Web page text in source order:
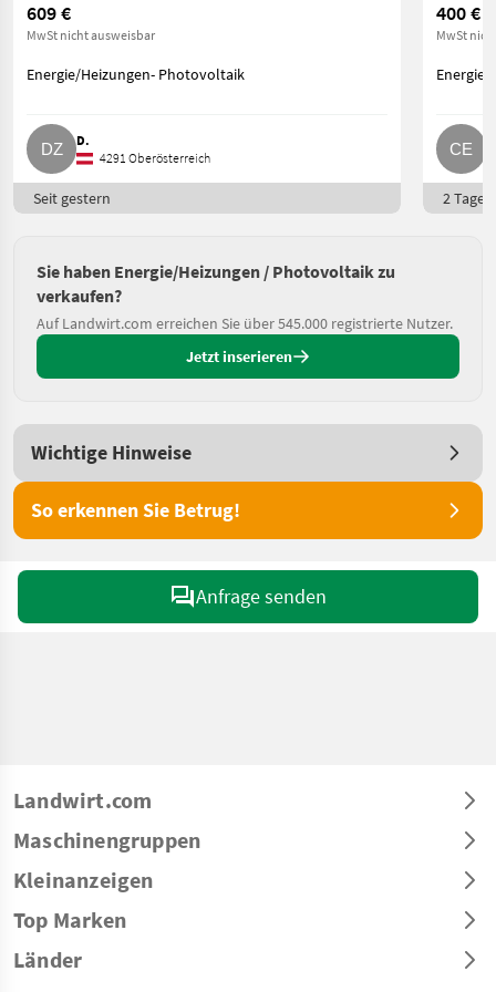
609 €
MwSt nicht ausweisbar
Energie/Heizungen- Photovoltaik
D.
4291 Oberösterreich
Seit gestern
400 €
MwSt
2 Tage
Sie haben Energie/Heizungen / Photovoltaik zu
verkaufen?
Auf Landwirt.com erreichen Sie über 545.000 registrierte Nutzer.
Jetzt inserieren
Wichtige Hinweise
So erkennen Sie Betrug!
Anfrage senden
Landwirt.com
Maschinengruppen
Kleinanzeigen
Top Marken
Länder